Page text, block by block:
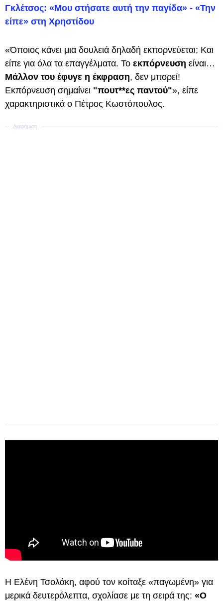
Γκλέτσος: «Μου στήσατε αυτή την παγίδα» - «Την
είπε» στη Χρηστίδου
«Όποιος κάνει μια δουλειά δηλαδή εκπορνεύεται; Και
είπε για όλα τα επαγγέλματα. Το εκπόρνευση είναι…
Μάλλον του έφυγε η έκφραση, δεν μπορεί!
Εκπόρνευση σημαίνει "πουτ**ες παντού"», είπε
χαρακτηριστικά ο Πέτρος Κωστόπουλος.
Η Ελένη Τσολάκη, αφού τον κοίταξε «παγωμένη» για
μερικά δευτερόλεπτα, σχολίασε με τη σειρά της: «Ο